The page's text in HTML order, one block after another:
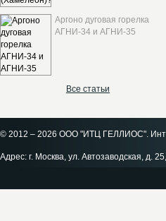
Аргоно дуговая горелка
АГНИ-34 и АГНИ-35
Все статьи
© 2012 – 2026 ООО "ИТЦ ГЕЛЛИОС".
Адрес: г. Москва, ул. Автозаводская,